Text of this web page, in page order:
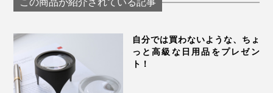
この商品が紹介されている記事
自分では買わないような、ちょ
っと高級な日用品をプレゼン
ト！